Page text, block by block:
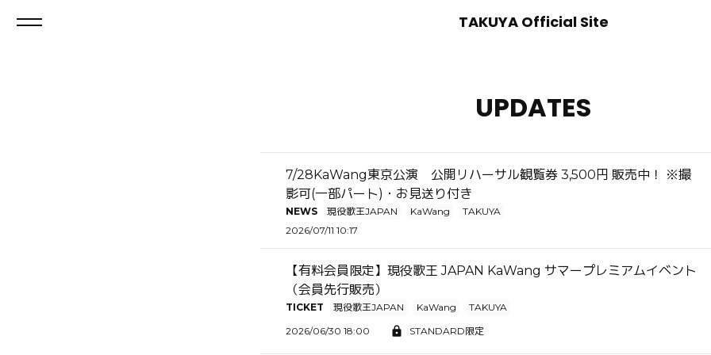
TAKUYA Official Site
UPDATES
7/28KaWang東京公演 公開リハーサル観覧券 3,500円 販売中！ ※撮
影可(一部パート)・お見送り付き
NEWS 現役歌王JAPAN KaWang
TAKUYA
2026/07/11 10:17
【有料会員限定】現役歌王 JAPAN KaWang サマープレミアムイベント
（会員先行販売）
TICKET 現役歌王JAPAN KaWang
TAKUYA
2026/06/30 18:00
STANDARD限定